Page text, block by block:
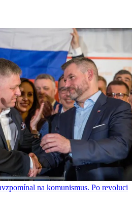
na komunismus. Po revoluci